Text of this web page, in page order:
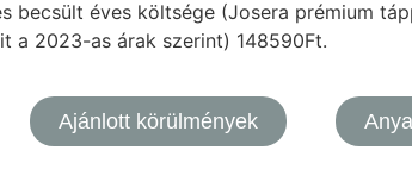
becsült éves költsége (Josera prémium
a 2023-as árak szerint) 148590Ft.
Ajánlott körülmények